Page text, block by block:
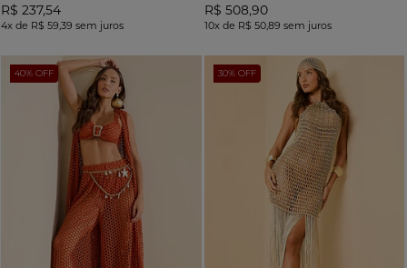
R$ 237,54
4x de R$ 59,39 sem juros
R$ 508,90
10xde R$ 50,89 sem juros
40% OFF 30% OFF